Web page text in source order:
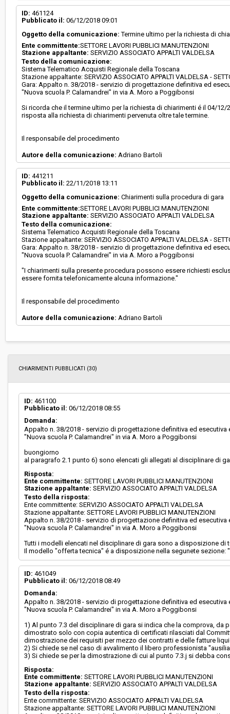
ID: 461124
Pubblicato il: 06/12/2018 09:01
Oggetto della comunicazione: Termine ultimo per la richiesta di
Ente committente:SETTORE LAVORI PUBBLICI MANUTENZIONI
Stazione appaltante: SERVIZIO ASSOCIATO APPALTI VALDELSA
Testo della comunicazione:
Sistema Telematico Acquisti Regionale della Toscana
Stazione appaltante: SERVIZIO ASSOCIATO APPALTI VALDELSA -
Gara: Appalto n. 38/2018 - servizio di progettazione definitiva ed
"Nuova scuola P. Calamandrei" in via A. Moro a Poggibonsi
Si ricorda che il termine ultimo per la richiesta di chiarimenti é il 04/
risposta alla richiesta di chiarimenti pervenuta oltre tale termine.
Il responsabile del procedimento
Autore della comunicazione: Adriano Bartoli
ID: 441211
Pubblicato il: 22/11/2018 13:11
Oggetto della comunicazione: Chiarimenti sulla procedura di gara
Ente committente:SETTORE LAVORI PUBBLICI MANUTENZIONI
Stazione appaltante: SERVIZIO ASSOCIATO APPALTI VALDELSA
Testo della comunicazione:
Sistema Telematico Acquisti Regionale della Toscana
Stazione appaltante: SERVIZIO ASSOCIATO APPALTI VALDELSA -
Gara: Appalto n. 38/2018 - servizio di progettazione definitiva ed
"Nuova scuola P. Calamandrei" in via A. Moro a Poggibonsi
"I chiarimenti sulla presente procedura possono essere richiesti
essere fornita telefonicamente alcuna informazione."
Il responsabile del procedimento
Autore della comunicazione: Adriano Bartoli
CHIARIMENTI PUBBLICATI (30)
ID: 461100
Pubblicato il: 06/12/2018 08:55
Domanda:
Appalto n. 38/2018 - servizio di progettazione definitiva ed
"Nuova scuola P. Calamandrei" in via A. Moro a Poggibonsi
buongiorno
al paragrafo 2.1 punto 6) sono elencati gli allegati al disciplinare di
Risposta:
Ente committente: SETTORE LAVORI PUBBLICI MANUTENZIONI
Stazione appaltante: SERVIZIO ASSOCIATO APPALTI VALDELSA
Testo della risposta:
Ente committente: SERVIZIO ASSOCIATO APPALTI VALDELSA
Stazione appaltante: SETTORE LAVORI PUBBLICI MANUTENZIONI
Appalto n. 38/2018 - servizio di progettazione definitiva ed
"Nuova scuola P. Calamandrei" in via A. Moro a Poggibonsi
Tutti i modelli elencati nel disciplinare di gara sono a disposizione
Il modello "offerta tecnica" é a disposizione nella segunete
ID: 461049
Pubblicato il: 06/12/2018 08:49
Domanda:
Appalto n. 38/2018 - servizio di progettazione definitiva ed
"Nuova scuola P. Calamandrei" in via A. Moro a Poggibonsi
1) Al punto 7.3 del disciplinare di gara si indica che la comprova, da
dimostrato solo con copia autentica di certificati rilasciati dal
dimostrazione dei requisiti per mezzo dei contratti e delle fatture
2) Si chiede se nel caso di avvalimento il libero professionista
3) Si chiede se per la dimostrazione di cui al punto 7.3.j si debba
Risposta:
Ente committente: SETTORE LAVORI PUBBLICI MANUTENZIONI
Stazione appaltante: SERVIZIO ASSOCIATO APPALTI VALDELSA
Testo della risposta:
Ente committente: SERVIZIO ASSOCIATO APPALTI VALDELSA
Stazione appaltante: SETTORE LAVORI PUBBLICI MANUTENZIONI